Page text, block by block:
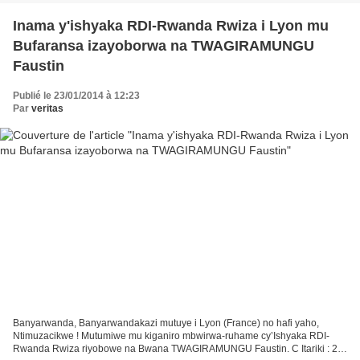
Inama y'ishyaka RDI-Rwanda Rwiza i Lyon mu
Bufaransa izayoborwa na TWAGIRAMUNGU
Faustin
Publié le 23/01/2014 à 12:23
Par veritas
Banyarwanda, Banyarwandakazi mutuye i Lyon (France) no hafi yaho,
Ntimuzacikwe ! Mutumiwe mu kiganiro mbwirwa-ruhame cy’Ishyaka RDI-
Rwanda Rwiza riyobowe na Bwana TWAGIRAMUNGU Faustin. C Itariki : 25